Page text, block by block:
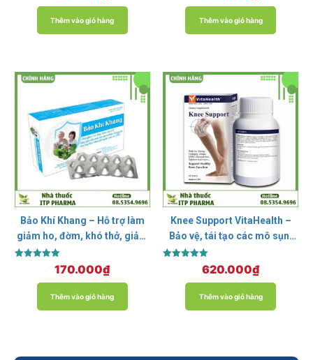
5.00
Thêm vào giỏ hàng
5.00
Thêm vào giỏ hàng
Bảo Khí Khang – Hỗ trợ làm
giảm ho, đờm, khó thở, giảm
đợt cấp hen suyễn
Được xếp
5.00
170.000₫
Thêm vào giỏ hàng
Knee Support VitaHealth –
Bảo vệ, tái tạo các mô sụn,
giảm thoái hóa khớp
Được xếp
5.00
620.000₫
Thêm vào giỏ hàng